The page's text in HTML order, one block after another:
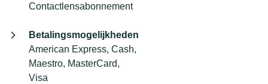
Contactlensabonnement
Betalingsmogelijkheden
American Express, Cash,
Maestro, MasterCard,
Visa